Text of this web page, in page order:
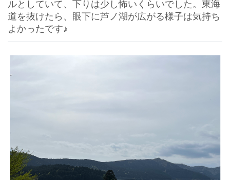
ルとしていて、下りは少し怖いくらいでした。東海
道を抜けたら、眼下に芦ノ湖が広がる様子は気持ち
よかったです♪